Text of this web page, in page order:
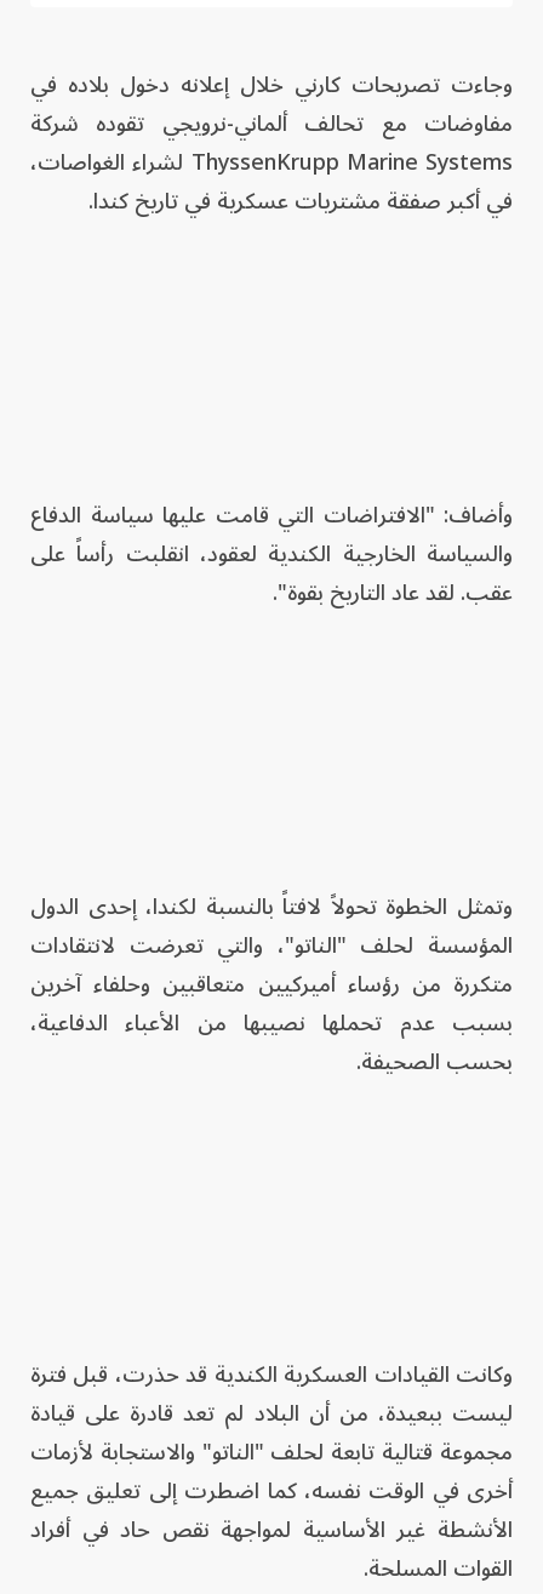
وجاءت تصريحات كارني خلال إعلانه دخول بلاده في
مفاوضات مع تحالف ألماني-نرويجي تقوده شركة
ThyssenKrupp Marine Systems لشراء الغواصات،
في أكبر صفقة مشتريات عسكرية في تاريخ كندا.
وأضاف: "الافتراضات التي قامت عليها سياسة الدفاع
والسياسة الخارجية الكندية لعقود، انقلبت رأساً على
عقب. لقد عاد التاريخ بقوة".
وتمثل الخطوة تحولاً لافتاً بالنسبة لكندا، إحدى الدول
المؤسسة لحلف "الناتو"، والتي تعرضت لانتقادات
متكررة من رؤساء أميركيين متعاقبين وحلفاء آخرين
بسبب عدم تحملها نصيبها من الأعباء الدفاعية،
بحسب الصحيفة.
وكانت القيادات العسكرية الكندية قد حذرت، قبل فترة
ليست ببعيدة، من أن البلاد لم تعد قادرة على قيادة
مجموعة قتالية تابعة لحلف "الناتو" والاستجابة لأزمات
أخرى في الوقت نفسه، كما اضطرت إلى تعليق جميع
الأنشطة غير الأساسية لمواجهة نقص حاد في أفراد
القوات المسلحة.